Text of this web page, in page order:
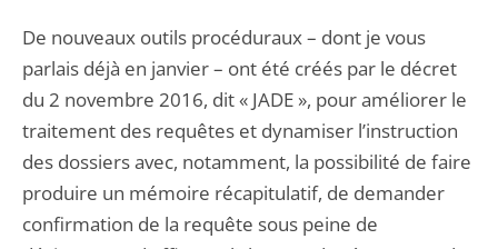
De nouveaux outils procéduraux – dont je vous
parlais déjà en janvier – ont été créés par le décret
du 2 novembre 2016, dit « JADE », pour améliorer le
traitement des requêtes et dynamiser l’instruction
des dossiers avec, notamment, la possibilité de faire
produire un mémoire récapitulatif, de demander
confirmation de la requête sous peine de